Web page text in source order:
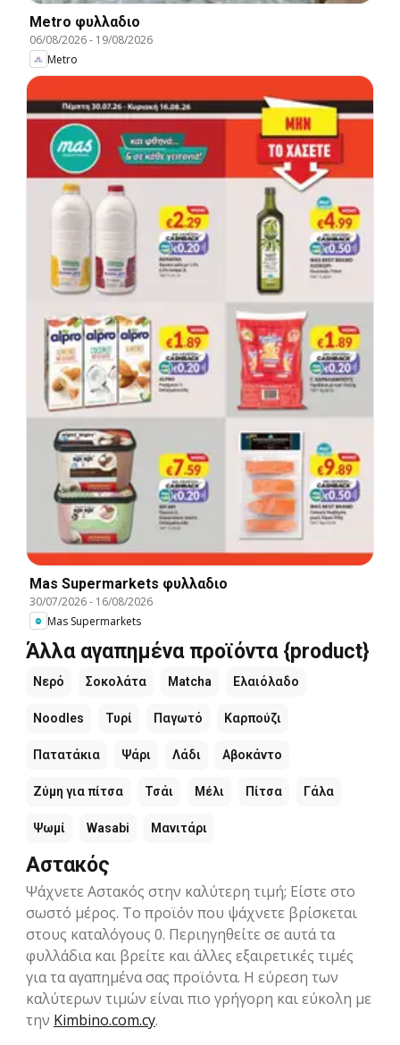
Metro φυλλαδιο
06/08/2026- 19/08/2026
Metro
Mas Supermarkets φυλλαδιο
30/07/2026- 16/08/2026
Mas Supermarkets
Άλλα αγαπημένα προϊόντα {product}
Νερό Σοκολάτα Matcha Ελαιόλαδο
Noodles Τυρί Παγωτό Καρπούζι
Πατατάκια Ψάρι Λάδι Αβοκάντο
Ζύμη για πίτσα Τσάι Μέλι Πίτσα Γάλα
Ψωμί Wasabi Μανιτάρι
Αστακός
Ψάχνετε Αστακός στην καλύτερη τιμή; Είστε στο
σωστό μέρος. Το προϊόν που ψάχνετε βρίσκεται
στους καταλόγους 0. Περιηγηθείτε σε αυτά τα
φυλλάδια και βρείτε και άλλες εξαιρετικές τιμές
για τα αγαπημένα σας προϊόντα. Η εύρεση των
καλύτερων τιμών είναι πιο γρήγορη και εύκολη με
την Kimbino.com.cy.